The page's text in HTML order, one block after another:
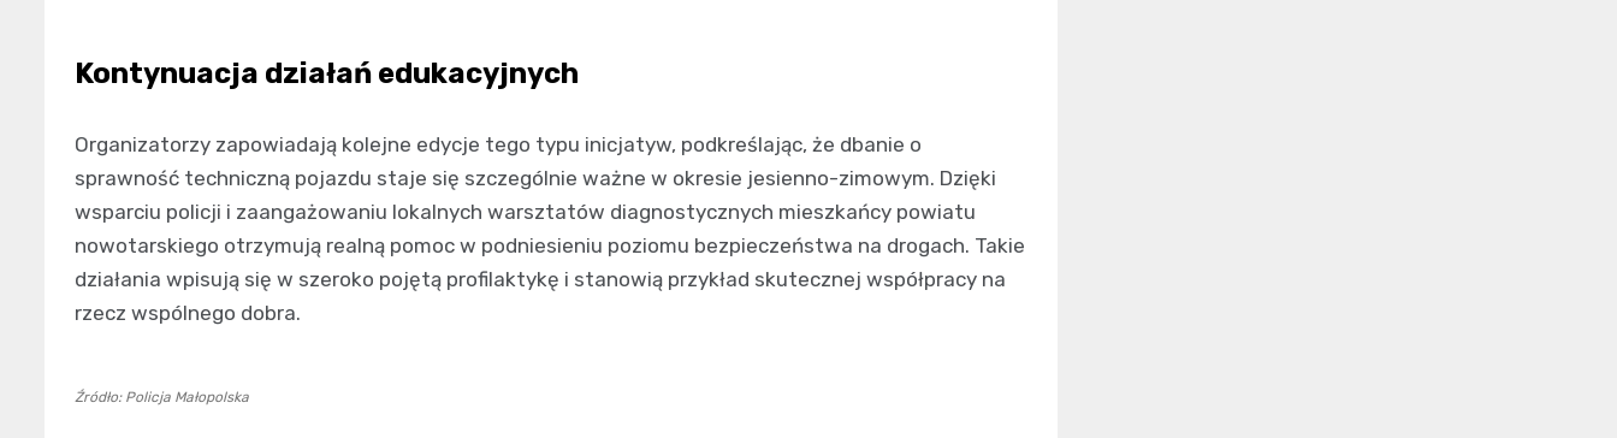
Kontynuacja działań edukacyjnych
Organizatorzy zapowiadają kolejne edycje tego typu inicjatyw, podkreślając, że dbanie o
sprawność techniczną pojazdu staje się szczególnie ważne w okresie jesienno-zimowym. Dzięki
wsparciu policji i zaangażowaniu lokalnych warsztatów diagnostycznych mieszkańcy powiatu
nowotarskiego otrzymują realną pomoc w podniesieniu poziomu bezpieczeństwa na drogach. Takie
działania wpisują się w szeroko pojętą profilaktykę i stanowią przykład skutecznej współpracy na
rzecz wspólnego dobra.
Źródło: Policja Małopolska